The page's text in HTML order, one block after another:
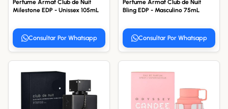
Perfume Armaf Club de Nuit
Milestone EDP - Unissex 105mL
Consultar Por Whatsapp
Perfume Armaf Club de Nuit
Bling EDP - Masculino 75mL
Consultar Por Whatsapp